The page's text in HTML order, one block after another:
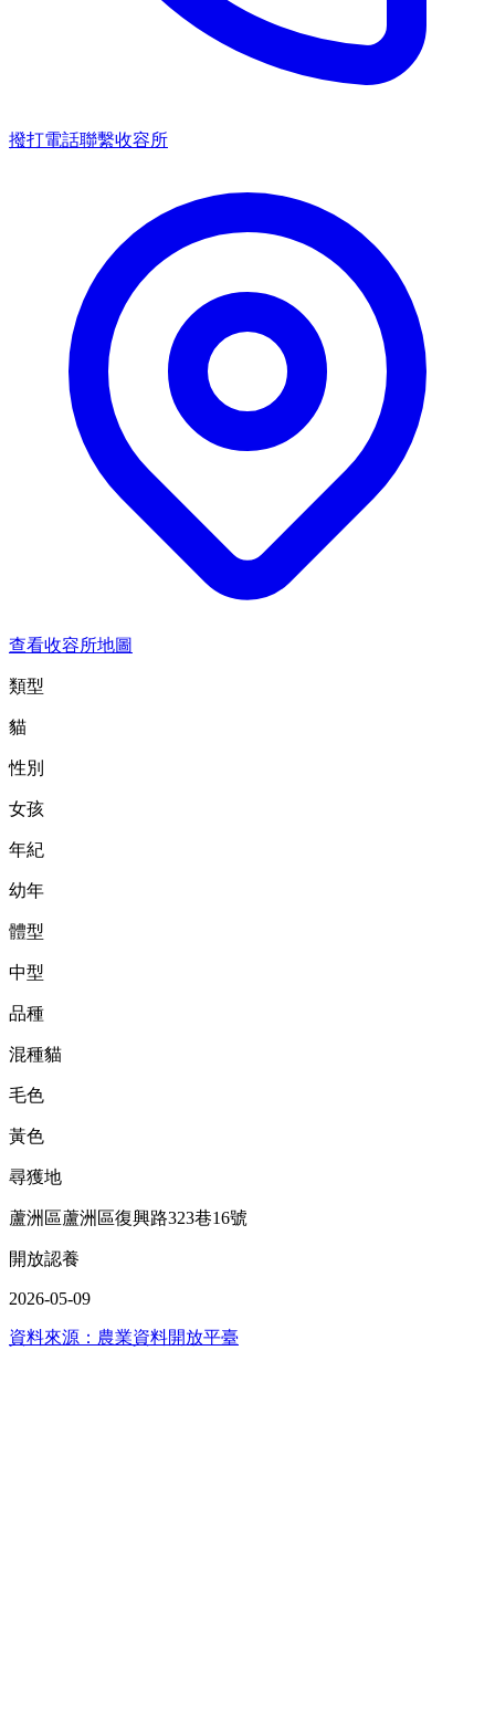
撥打電話聯繫收容所
查看收容所地圖
類型
貓
性別
女孩
年紀
幼年
體型
中型
品種
混種貓
毛色
黃色
尋獲地
蘆洲區蘆洲區復興路323巷16號
開放認養
2026-05-09
資料來源：農業資料開放平臺